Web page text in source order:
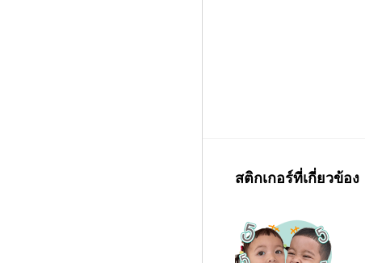
สติกเกอร์ที่เกี่ยวข้อง